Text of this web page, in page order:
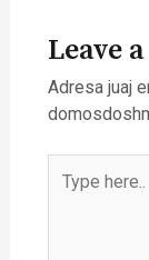
Leave
Adresa juaj
here..